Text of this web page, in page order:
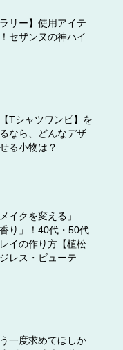
ます！→こちらから
ラリー】使用アイテ
セザンヌの神ハイ
Tシャツワンピ】を
なら、どんなデザ
る小物は？
イクを変える」
香り」！40代・50代
イの作り方【植松
レス・ビューテ
う一度求めてほしか